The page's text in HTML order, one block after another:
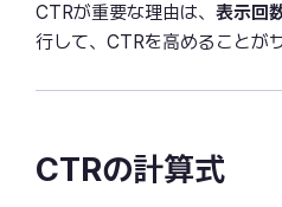
CTRが重要な理由は、 表示回
行して、CTRを高めることが
CTRの計算式